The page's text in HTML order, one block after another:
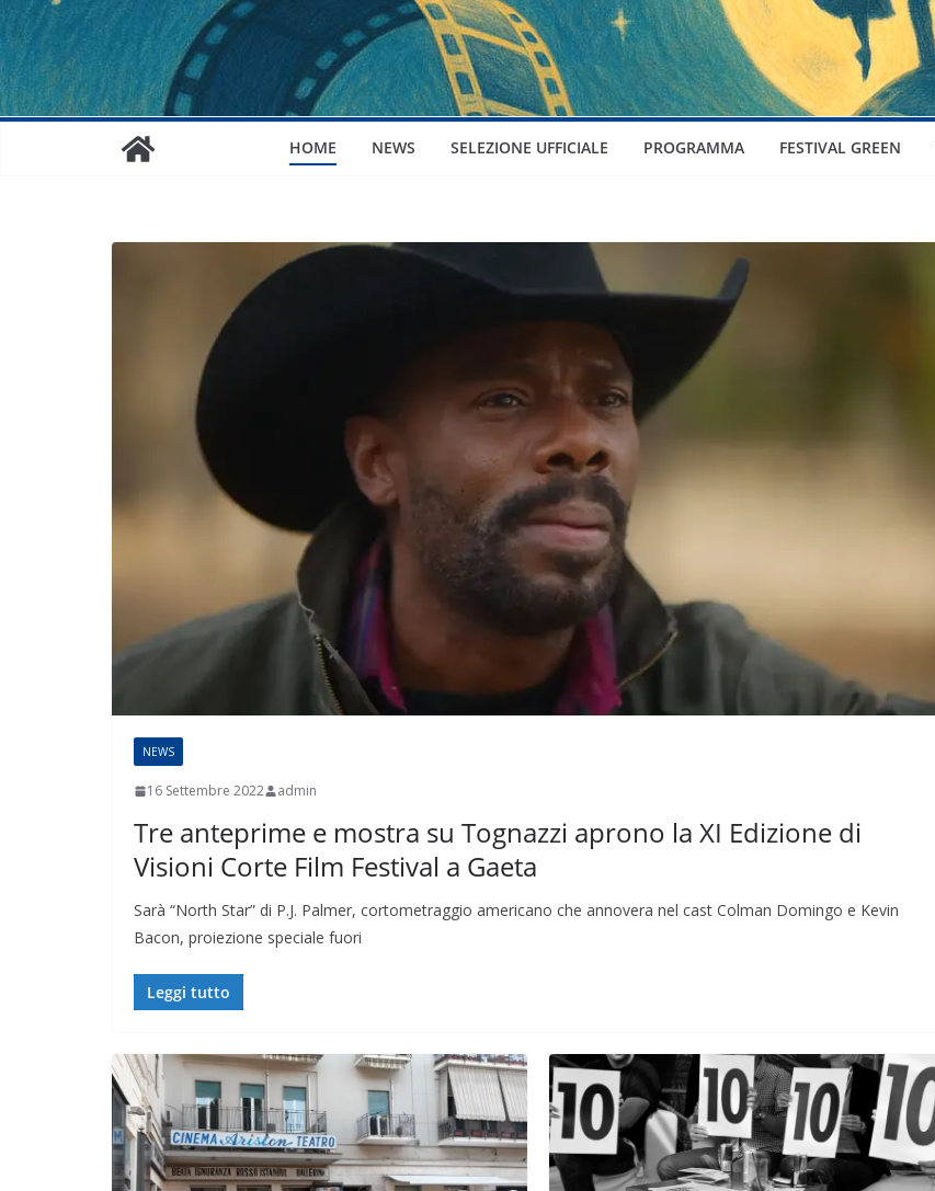
HOME NEWS SELEZIONE UFFICIALE PROGRAMMA FESTIVAL GREEN
NEWS
16 Settembre 2022 admin
Tre anteprime e mostra su Tognazzi aprono la XI Edizione di
Visioni Corte Film Festival a Gaeta
Sarà “North Star” di P.J. Palmer, cortometraggio americano che annovera nel cast Colman Domingo e Kevin
Bacon, proiezione speciale fuori
Leggi tutto